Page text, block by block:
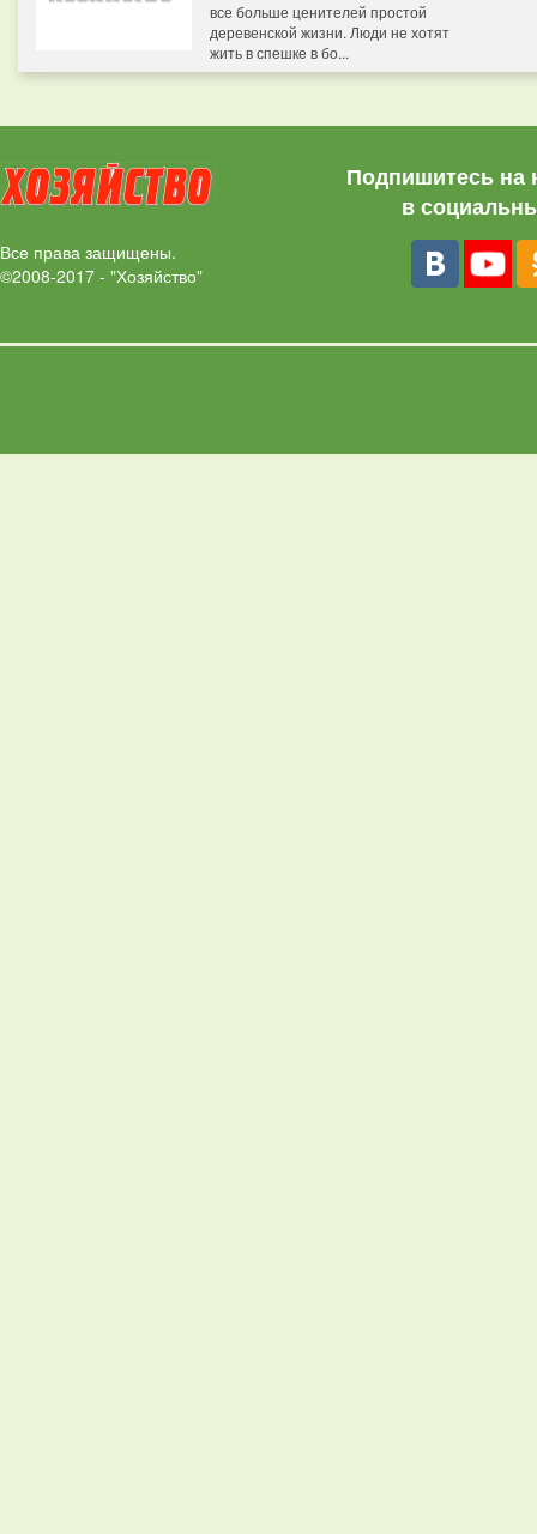
все больше ценителей простой
деревенской жизни. Люди не хотят
жить в спешке в бо...
Все права защищены.
©2008-2017 - "Хозяйство"
Подпишитесь на
в